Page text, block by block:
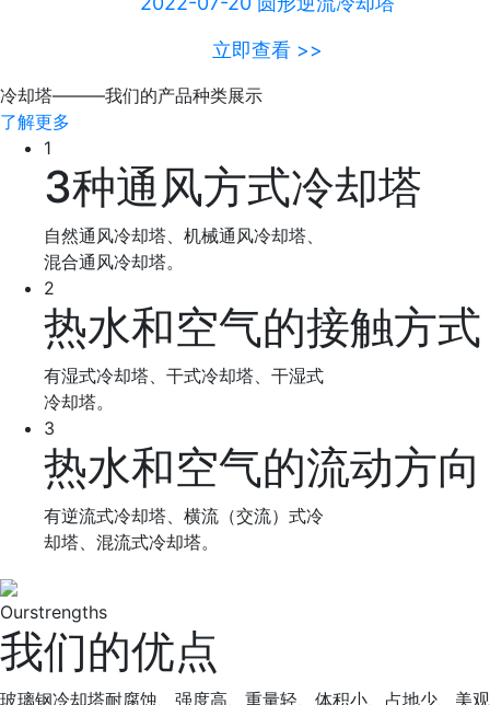
立即查看 >>
冷却塔———我们的产品种类展示
了解更多
1
3种通风方式冷却塔
自然通风冷却塔、机械通风冷却塔、
混合通风冷却塔。
2
热水和空气的接触方式
有湿式冷却塔、干式冷却塔、干湿式
冷却塔。
3
热水和空气的流动方向
有逆流式冷却塔、横流（交流）式冷
却塔、混流式冷却塔。
Ourstrengths
我们的优点
玻璃钢冷却塔耐腐蚀、强度高、重量轻、体积小、占地少、美观